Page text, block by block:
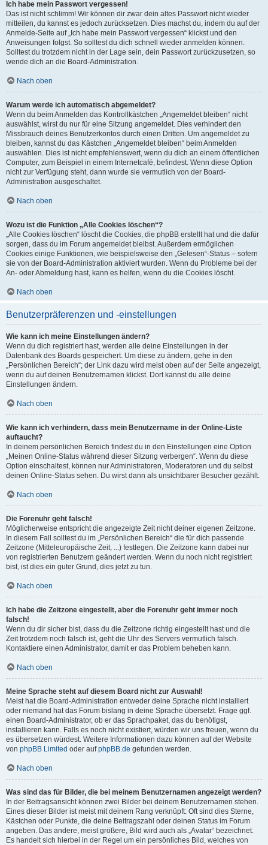
Ich habe mein Passwort vergessen!
Das ist nicht schlimm! Wir können dir zwar dein altes Passwort nicht wieder
mitteilen, du kannst es jedoch zurücksetzen. Dies machst du, indem du auf der
Anmelde-Seite auf „Ich habe mein Passwort vergessen“ klickst und den
Anweisungen folgst. So solltest du dich schnell wieder anmelden können.
Solltest du trotzdem nicht in der Lage sein, dein Passwort zurückzusetzen, so
wende dich an die Board-Administration.
Nach oben
Warum werde ich automatisch abgemeldet?
Wenn du beim Anmelden das Kontrollkästchen „Angemeldet bleiben“ nicht
auswählst, wirst du nur für eine Sitzung angemeldet. Dies verhindert den
Missbrauch deines Benutzerkontos durch einen Dritten. Um angemeldet zu
bleiben, kannst du das Kästchen „Angemeldet bleiben“ beim Anmelden
auswählen. Dies ist nicht empfehlenswert, wenn du dich an einem öffentlichen
Computer, zum Beispiel in einem Internetcafé, befindest. Wenn diese Option
nicht zur Verfügung steht, dann wurde sie vermutlich von der Board-
Administration ausgeschaltet.
Nach oben
Wozu ist die Funktion „Alle Cookies löschen“?
„Alle Cookies löschen“ löscht die Cookies, die phpBB erstellt hat und die dafür
sorgen, dass du im Forum angemeldet bleibst. Außerdem ermöglichen
Cookies einige Funktionen, wie beispielsweise den „Gelesen“-Status – sofern
sie von der Board-Administration aktiviert wurden. Wenn du Probleme bei der
An- oder Abmeldung hast, kann es helfen, wenn du die Cookies löscht.
Nach oben
Benutzerpräferenzen und -einstellungen
Wie kann ich meine Einstellungen ändern?
Wenn du dich registriert hast, werden alle deine Einstellungen in der
Datenbank des Boards gespeichert. Um diese zu ändern, gehe in den
„Persönlichen Bereich“; der Link dazu wird meist oben auf der Seite angezeigt,
wenn du auf deinen Benutzernamen klickst. Dort kannst du alle deine
Einstellungen ändern.
Nach oben
Wie kann ich verhindern, dass mein Benutzername in der Online-Liste
auftaucht?
In deinem persönlichen Bereich findest du in den Einstellungen eine Option
„Meinen Online-Status während dieser Sitzung verbergen“. Wenn du diese
Option einschaltest, können nur Administratoren, Moderatoren und du selbst
deinen Online-Status sehen. Du wirst dann als unsichtbarer Besucher gezählt.
Nach oben
Die Forenuhr geht falsch!
Möglicherweise entspricht die angezeigte Zeit nicht deiner eigenen Zeitzone.
In diesem Fall solltest du im „Persönlichen Bereich“ die für dich passende
Zeitzone (Mitteleuropäische Zeit, ...) festlegen. Die Zeitzone kann dabei nur
von registrierten Benutzern geändert werden. Wenn du noch nicht registriert
bist, ist dies ein guter Grund, dies jetzt zu tun.
Nach oben
Ich habe die Zeitzone eingestellt, aber die Forenuhr geht immer noch
falsch!
Wenn du dir sicher bist, dass du die Zeitzone richtig eingestellt hast und die
Zeit trotzdem noch falsch ist, geht die Uhr des Servers vermutlich falsch.
Kontaktiere einen Administrator, damit er das Problem beheben kann.
Nach oben
Meine Sprache steht auf diesem Board nicht zur Auswahl!
Meist hat die Board-Administration entweder deine Sprache nicht installiert
oder niemand hat das Forum bislang in deine Sprache übersetzt. Frage ggf.
einen Board-Administrator, ob er das Sprachpaket, das du benötigst,
installieren kann. Falls es noch nicht existiert, würden wir uns freuen, wenn du
es übersetzen würdest. Weitere Informationen dazu können auf der Website
von phpBB Limited oder aufphpBB.de gefunden werden.
Nach oben
Was sind das für Bilder, die bei meinem Benutzernamen angezeigt werden?
In der Beitragsansicht können zwei Bilder bei deinem Benutzernamen stehen.
Eines dieser Bilder ist meist mit deinem Rang verknüpft: Oft sind dies Sterne,
Kästchen oder Punkte, die deine Beitragszahl oder deinen Status im Forum
angeben. Das andere, meist größere, Bild wird auch als „Avatar“ bezeichnet.
Es handelt sich hierbei in der Regel um ein persönliches Bild, welches von